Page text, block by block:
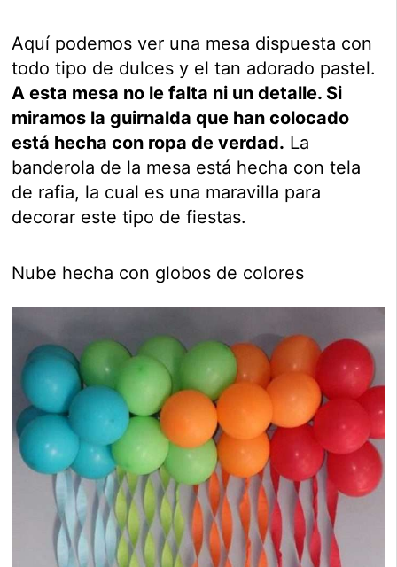
Aquí podemos ver una mesa dispuesta con
todo tipo de dulces y el tan adorado pastel.
A esta mesa no le falta ni un detalle. Si
miramos la guirnalda que han colocado
está hecha con ropa de verdad. La
banderola de la mesa está hecha con tela
de rafia, la cual es una maravilla para
decorar este tipo de fiestas.
Nube hecha con globos de colores